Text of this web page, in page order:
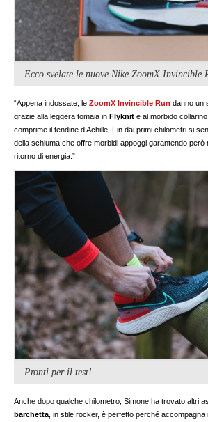
Ecco svelate le nuove Nike ZoomX Invincible
“Appena indossate, leZoomX Invincible Run danno un
grazie alla leggera tomaia inFlyknit e al morbido
comprime il tendine d’Achille. Fin dai primi chilometri si
della schiuma che offre morbidi appoggi garantendo però
ritorno di energia.”
Pronti per il test!
Anche dopo qualche chilometro, Simone ha trovato altri
barchetta , in stile rocker, è perfetto perché accompagna